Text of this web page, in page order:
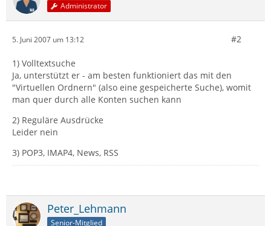
Administrator
5. Juni 2007 um 13:12 #2
1) Volltextsuche
Ja, unterstützt er - am besten funktioniert das mit den
"Virtuellen Ordnern" (also eine gespeicherte Suche), womit
man quer durch alle Konten suchen kann
2) Reguläre Ausdrücke
Leider nein
3) POP3, IMAP4, News, RSS
Peter_Lehmann
Senior-Mitglied